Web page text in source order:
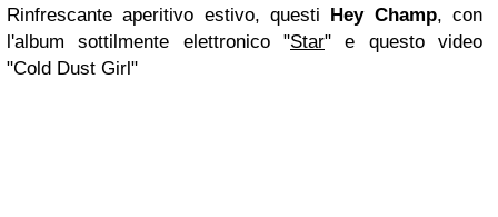
Rinfrescante aperitivo estivo, questi Hey Champ, con
l'album sottilmente elettronico "Star" e questo video
"Cold Dust Girl"